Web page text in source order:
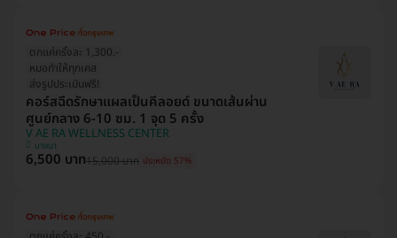
ตกแค่ครั้งละ 1,300.-
หมอทำให้ทุกเคส
ส่งรูปประเมินฟรี!
คอร์สฉีดรักษาแผลเป็นคีลอยด์ ขนาดเส้นผ่าน
ศูนย์กลาง 6-10 ซม. 1 จุด 5 ครั้ง
V AE RA WELLNESS CENTER
บางนา
6,500 บาท15,000 บาท ประหยัด 57%